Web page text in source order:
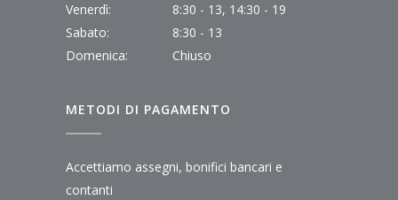
Venerdì:
8:30 - 13, 14:30 - 19
Sabato:
8:30 - 13
Domenica:
Chiuso
METODI DI PAGAMENTO
Accettiamo assegni, bonifici bancari e
contanti